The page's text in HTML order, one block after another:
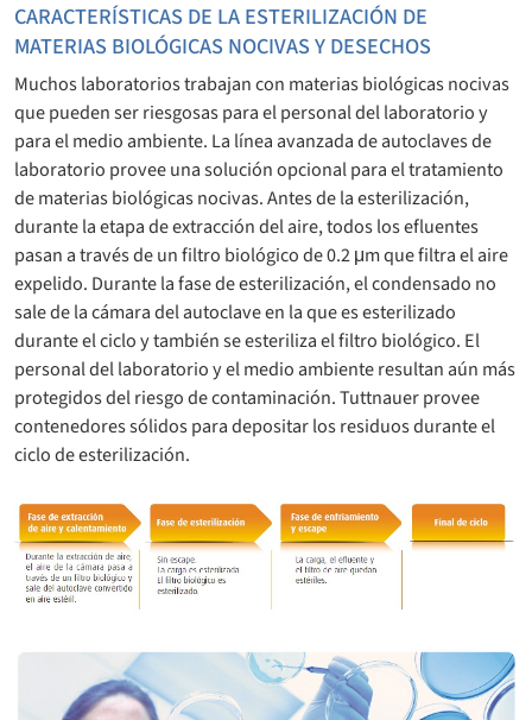
CARACTERÍSTICAS DE LA ESTERILIZACIÓN DE
MATERIAS BIOLÓGICAS NOCIVAS Y DESECHOS
Muchos laboratorios trabajan con materias biológicas nocivas
que pueden ser riesgosas para el personal del laboratorio y
para el medio ambiente. La línea avanzada de autoclaves de
laboratorio provee una solución opcional para el tratamiento
de materias biológicas nocivas. Antes de la esterilización,
durante la etapa de extracción del aire, todos los efluentes
pasan a través de un filtro biológico de 0.2 μm que filtra el aire
expelido. Durante la fase de esterilización, el condensado no
sale de la cámara del autoclave en la que es esterilizado
durante el ciclo y también se esteriliza el filtro biológico. El
personal del laboratorio y el medio ambiente resultan aún más
protegidos del riesgo de contaminación. Tuttnauer provee
contenedores sólidos para depositar los residuos durante el
ciclo de esterilización.